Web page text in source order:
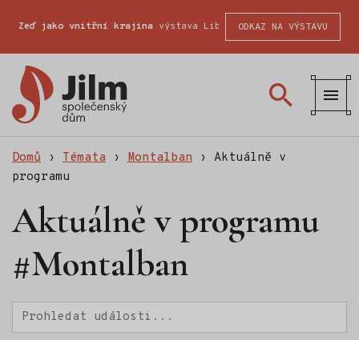
Zeď jako vnitřní krajina výstava Liberecké školy fotografické
ODKAZ NA VÝSTAVU
Domů › Témata › Montalban › Aktuálně v
programu
Aktuálně v programu
#Montalban
Hledat